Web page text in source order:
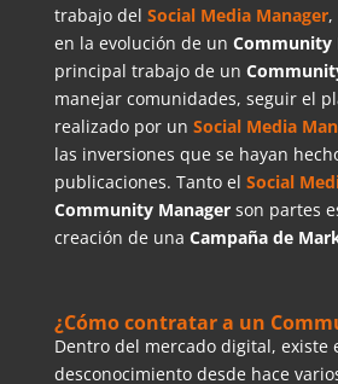
trabajo del Social Media Manager,
en la evolución de un Community
principal trabajo de un
manejar comunidades, seguir el
realizado por un Social Media
las inversiones que se hayan
publicaciones. Tanto el Social
Community Managerson partes
creación de una Campaña de
¿Cómo contratar a un
Dentro del mercado digital, existe
desconocimiento desde hace